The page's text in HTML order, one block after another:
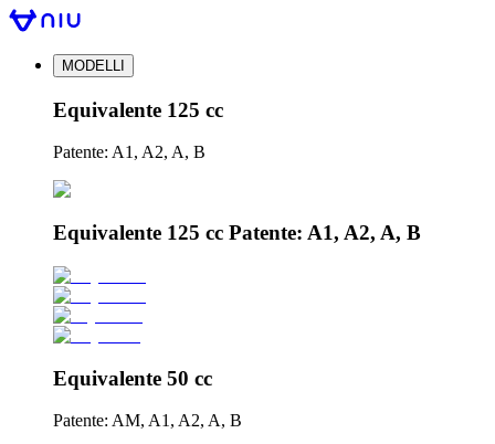
MODELLI
Equivalente 125 cc
Patente: A1, A2, A, B
Equivalente 125 cc Patente: A1, A2, A, B
Equivalente 50 cc
Patente: AM, A1, A2, A, B